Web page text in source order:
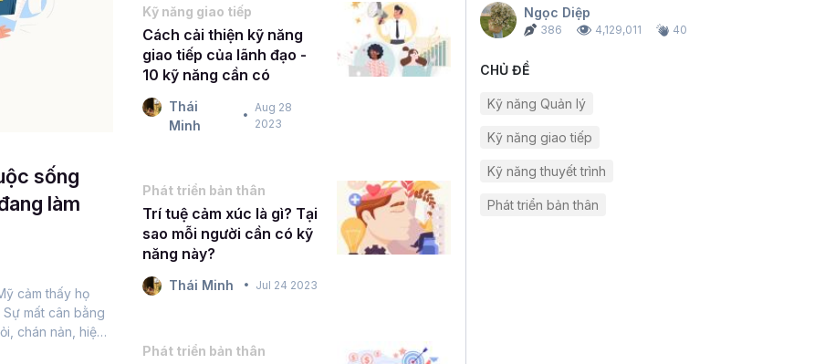
sống
làm
cảm thấy họ
mất cân bằng
chán nản, hiệu
Kỹ năng giao tiếp
Cách cải thiện kỹ năng
giao tiếp của lãnh đạo -
10 kỹ năng cần có
Thái
Minh
Aug 28
2023
Phát triển bản thân
Trí tuệ cảm xúc là gì? Tại
sao mỗi người cần có kỹ
năng này?
Thái Minh Jul 24 2023
Phát triển bản thân
Ngọc Diệp
386 4,129,011 40
CHỦ ĐỀ
Kỹ năng Quản lý
Kỹ năng giao tiếp
Kỹ năng thuyết trình
Phát triển bản thân